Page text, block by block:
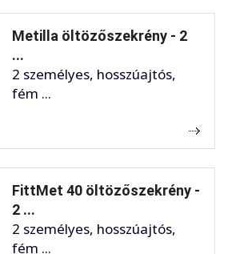
Metilla öltözőszekrény - 2
...
2 személyes, hosszúajtós,
fém ...
FittMet 40 öltözőszekrény -
2 ...
2 személyes, hosszúajtós,
fém ...